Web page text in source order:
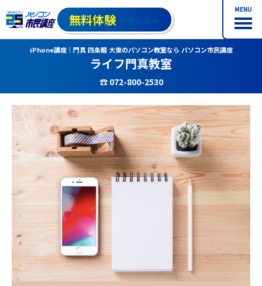
MENU
無料体験 お申し込み
iPhone講座｜門真 四条畷 大東のパソコン教室なら パソコン市民講座
ライフ門真教室
☎ 072-800-2530